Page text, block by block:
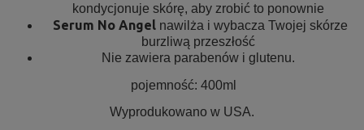
kondycjonuje skórę, aby zrobić to ponownie
Serum No Angelnawilża i wybacza Twojej skórze
burzliwą przeszłość
Nie zawiera parabenów i glutenu.
pojemność: 400ml
Wyprodukowano w USA.